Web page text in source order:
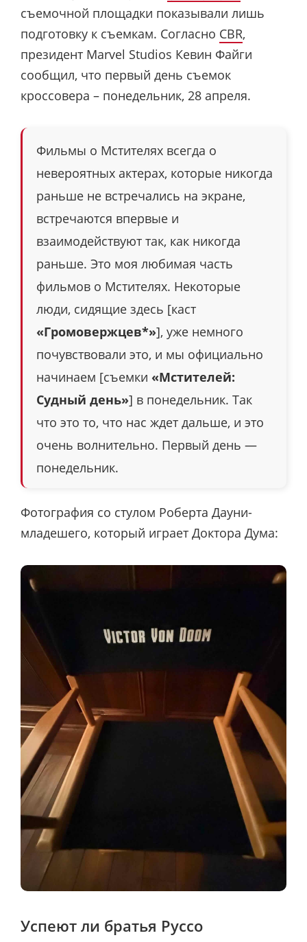
съемочной площадки показывали лишь
подготовку к съемкам. Согласно CBR,
президент Marvel Studios Кевин Файги
сообщил, что первый день съемок
кроссовера – понедельник, 28 апреля.
Фильмы о Мстителях всегда о
невероятных актерах, которые никогда
раньше не встречались на экране,
встречаются впервые и
взаимодействуют так, как никогда
раньше. Это моя любимая часть
фильмов о Мстителях. Некоторые
люди, сидящие здесь [каст
«Громовержцев*»], уже немного
почувствовали это, и мы официально
начинаем [съемки «Мстителей:
Судный день»] в понедельник. Так
что это то, что нас ждет дальше, и это
очень волнительно. Первый день —
понедельник.
Фотография со стулом Роберта Дауни-
младешего, который играет Доктора Дума:
Успеют ли братья Руссо